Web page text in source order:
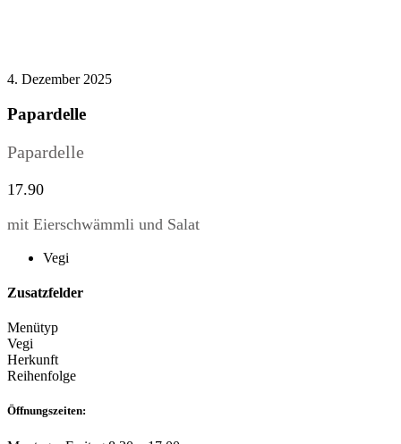
4. Dezember 2025
Papardelle
Papardelle
17.90
mit Eierschwämmli und Salat
Vegi
Zusatzfelder
Menütyp
Vegi
Herkunft
Reihenfolge
Öffnungszeiten: